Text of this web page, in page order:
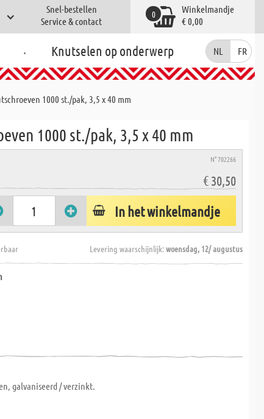
Snel-bestellen
Service & contact
Winkelmandje
€ 0,00
0
. Knutselen op onderwerp NL FR
1000 st./pak, 3,5 x 40 mm
1000 st./pak, 3,5 x 40 mm
N° 702266
€ 30,50
In het winkelmandje
Levering waarschijnlijk:woensdag, 12/ augustus
galvaniseerd / verzinkt.